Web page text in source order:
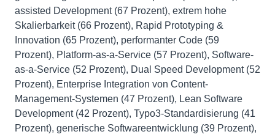
assisted Development (67 Prozent), extrem hohe
Skalierbarkeit (66 Prozent), Rapid Prototyping &
Innovation (65 Prozent), performanter Code (59
Prozent), Platform-as-a-Service (57 Prozent), Software-
as-a-Service (52 Prozent), Dual Speed Development (52
Prozent), Enterprise Integration von Content-
Management-Systemen (47 Prozent), Lean Software
Development (42 Prozent), Typo3-Standardisierung (41
Prozent), generische Softwareentwicklung (39 Prozent),